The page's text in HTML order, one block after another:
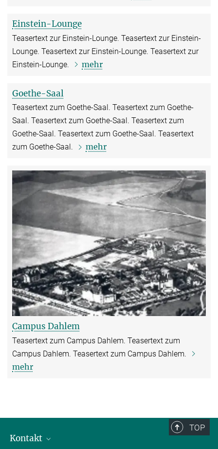
Einstein-Lounge
Teasertext zur Einstein-Lounge. Teasertext zur Einstein-
Lounge. Teasertext zur Einstein-Lounge. Teasertext zur
Einstein-Lounge.
mehr
Goethe-Saal
Teasertext zum Goethe-Saal. Teasertext zum Goethe-
Saal. Teasertext zum Goethe-Saal. Teasertext zum
Goethe-Saal. Teasertext zum Goethe-Saal. Teasertext
zum Goethe-Saal.
mehr
Campus Dahlem
Teasertext zum Campus Dahlem. Teasertext zum
Campus Dahlem. Teasertext zum Campus Dahlem.
mehr
TOP
Kontakt